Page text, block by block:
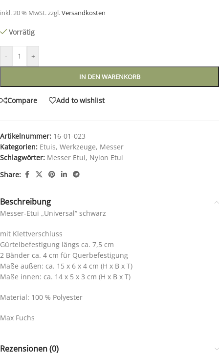
inkl. 20 % MwSt.zzgl.Versandkosten
Vorrätig
- +
IN DEN WARENKORB
Compare Add to wishlist
Artikelnummer: 16-01-023
Kategorien: Etuis, Werkzeuge, Messer
Schlagwörter: Messer Etui, Nylon Etui
Share:
Beschreibung
Messer-Etui „Universal“ schwarz
mit Klettverschluss
Gürtelbefestigung längs ca. 7,5 cm
2 Bänder ca. 4 cm für Querbefestigung
Maße außen: ca. 15 x 6 x 4 cm (H x B x T)
Maße innen: ca. 14 x 5 x 3 cm (H x B x T)
Material: 100 % Polyester
Max Fuchs
Rezensionen (0)